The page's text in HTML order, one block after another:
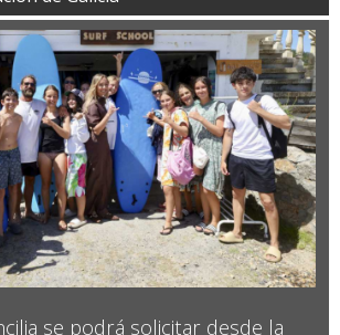
se podrá solicitar desde la